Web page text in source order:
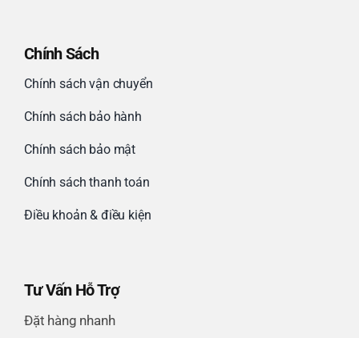
Chính Sách
Chính sách vận chuyển
Chính sách bảo hành
Chính sách bảo mật
Chính sách thanh toán
Điều khoản & điều kiện
Tư Vấn Hỗ Trợ
Đặt hàng nhanh